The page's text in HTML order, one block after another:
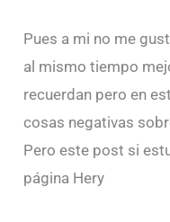
Pues a mi no me
al mismo tiempo
recuerdan pero en
cosas negativas
Pero este post si
página Hery